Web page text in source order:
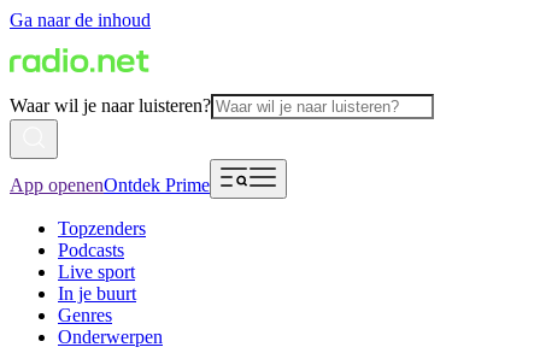
Ga naar de inhoud
Waar wil je naar luisteren?
App openenOntdek Prime
Topzenders
Podcasts
Live sport
In je buurt
Genres
Onderwerpen